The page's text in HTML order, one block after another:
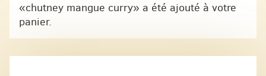
«chutney mangue curry» a été ajouté à votre
panier.